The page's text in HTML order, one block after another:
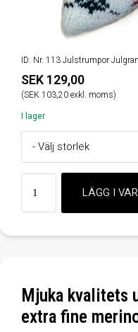
ID: Nr. 113 Julstrumpor
SEK 129,00
(SEK 103,20 exkl. moms)
I lager
Mjuka kvalitets
extra fine